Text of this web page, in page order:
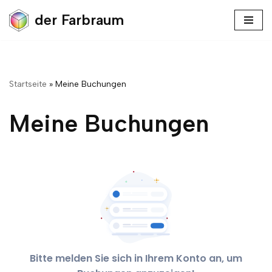
Zum
der Farbraum
Startseite » Meine Buchungen
Meine Buchungen
Bitte melden Sie sich in Ihrem Konto an, um